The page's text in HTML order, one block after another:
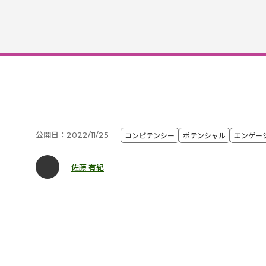
公開日：2022/11/25 コンピテンシー ポテンシャル エンゲー
佐藤 有紀